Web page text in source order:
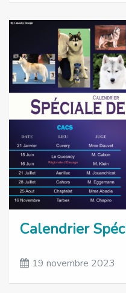
Calendrier
19 novembre 2023